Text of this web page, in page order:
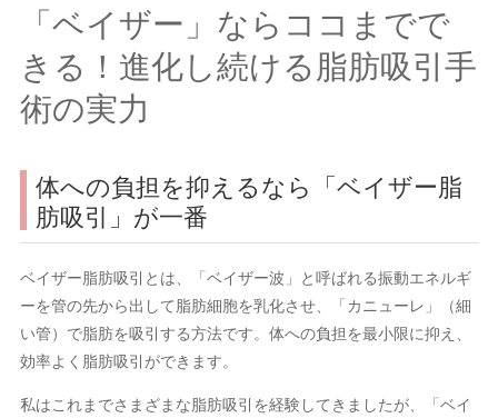
「ベイザー」ならココまでで
きる！進化し続ける脂肪吸引手
術の実力
体への負担を抑えるなら「ベイザー脂
肪吸引」が一番
ベイザー脂肪吸引とは、「ベイザー波」と呼ばれる振動エネルギ
ーを管の先から出して脂肪細胞を乳化させ、「カニューレ」（細
い管）で脂肪を吸引する方法です。体への負担を最小限に抑え、
効率よく脂肪吸引ができます。
私はこれまでさまざまな脂肪吸引を経験してきましたが、「ベイ